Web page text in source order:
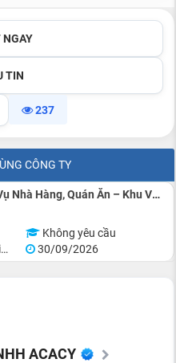
NGAY
TIN
237
CÔNG TY
Tuyển Nữ Nhân Viên Phục Vụ Nhà Hàng, Quán Ăn – Khu Vực Miền Tây
Không yêu cầu
30/09/2026
ACACY